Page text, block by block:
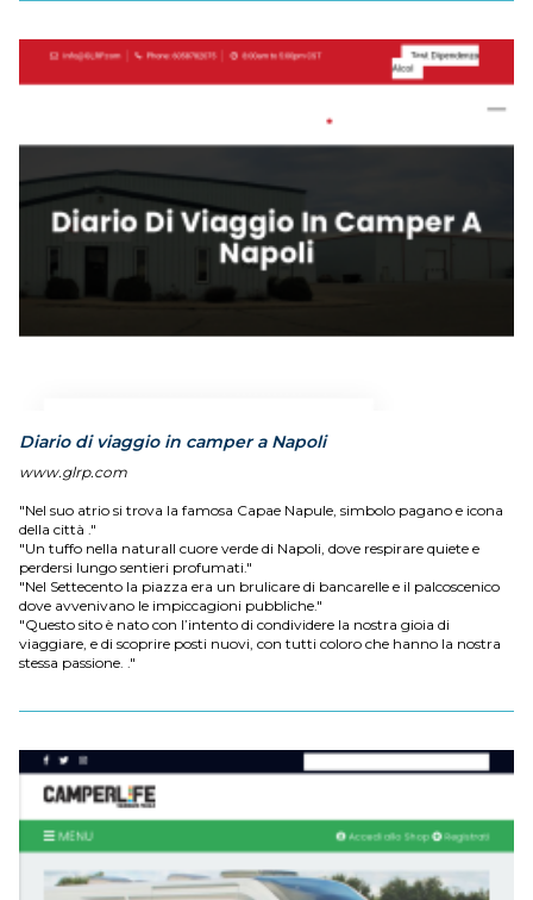
Diario di viaggio in camper a Napoli
www.glrp.com
"Nel suo atrio si trova la famosa Capae Napule, simbolo pagano e icona
della città ."
"Un tuffo nella naturaIl cuore verde di Napoli, dove respirare quiete e
perdersi lungo sentieri profumati."
"Nel Settecento la piazza era un brulicare di bancarelle e il palcoscenico
dove avvenivano le impiccagioni pubbliche."
"Questo sito è nato con l’intento di condividere la nostra gioia di
viaggiare, e di scoprire posti nuovi, con tutti coloro che hanno la nostra
stessa passione. ."